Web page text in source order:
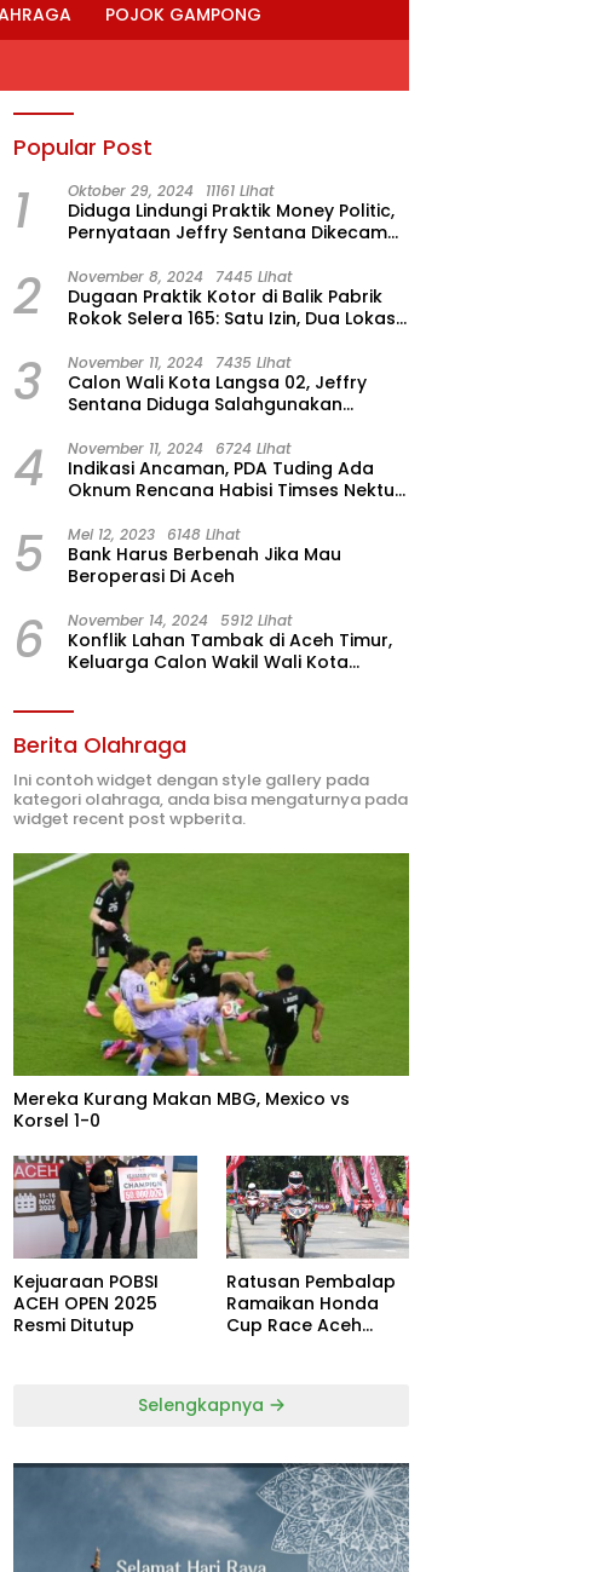
POJOK GAMPONG
Popular Post
1 Oktober 29, 2024 11161 Lihat
Diduga Lindungi Praktik Money Politic,
Pernyataan Jeffry Sentana Dikecam
2 November 8, 2024 7445 Lihat
Dugaan Praktik Kotor di Balik Pabrik
Rokok Selera 165: Satu Izin, Dua Lokasi
3 November 11, 2024 7435 Lihat
Calon Wali Kota Langsa 02, Jeffry
Sentana Diduga Salahgunakan
4 November 11, 2024 6724 Lihat
Indikasi Ancaman, PDA Tuding Ada
Oknum Rencana Habisi Timses Nektu-
5 Mei 12, 2023 6148 Lihat
Bank Harus Berbenah Jika Mau
Beroperasi Di Aceh
6 November 14, 2024 5912 Lihat
Konflik Lahan Tambak di Aceh Timur,
Keluarga Calon Wakil Wali Kota
Berita Olahraga
Ini contoh widget dengan style gallery pada
kategori olahraga, anda bisa mengaturnya pada
widget recent post wpberita.
Mereka Kurang Makan MBG, Mexico vs
Korsel 1-0
Kejuaraan POBSI
ACEH OPEN 2025
Resmi Ditutup
Ratusan Pembalap
Ramaikan Honda
Cup Race Aceh
Selengkapnya